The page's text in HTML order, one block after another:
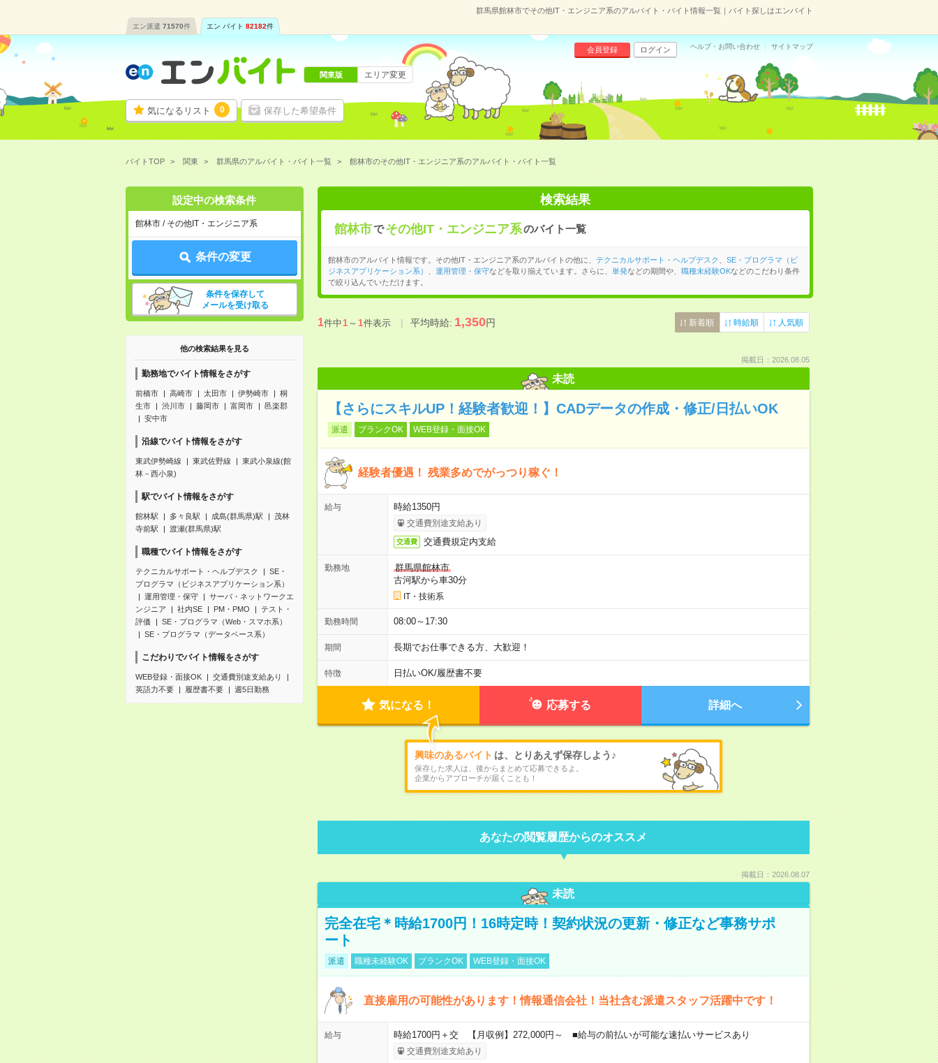
群馬県館林市でその他IT・エンジニア系のアルバイト・バイト情報一覧｜バイト探しはエンバイト
エン派遣 71570件 エン バイト 82182件
気になるリスト 0 保存した希望条件
会員登録 ログイン ヘルプ・お問い合わせ サイトマップ
関東版 エリア変更
バイトTOP 関東 群馬県のアルバイト・バイト一覧 館林市のその他IT・エンジニア系のアルバイト・バイト一覧
設定中の検索条件
館林市 / その他IT・エンジニア系
条件の変更
条件を保存して
メールを受け取る
他の検索結果を見る
勤務地でバイト情報をさがす
前橋市 高崎市 太田市 伊勢崎市
桐
生市
渋川市 藤岡市 富岡市
邑楽郡
安中市
沿線でバイト情報をさがす
東武伊勢崎線 東武佐野線
東武小泉線(館
林－西小泉)
駅でバイト情報をさがす
館林駅 多々良駅 成島(群馬県)駅
茂林
寺前駅
渡瀬(群馬県)駅
職種でバイト情報をさがす
テクニカルサポート・ヘルプデスク
SE・
プログラマ（ビジネスアプリケーション系）
運用管理・保守
サーバ・ネットワークエ
ンジニア
社内SE PM・PMO
テスト・
評価
SE・プログラマ（Web・スマホ系）
SE・プログラマ（データベース系）
こだわりでバイト情報をさがす
WEB登録・面接OK
交通費別途支給あり
英語力不要
履歴書不要 週5日勤務
検索結果
館林市で その他IT・エンジニア系のバイト一覧
館林市のアルバイト情報です。その他IT・エンジニア系のアルバイトの他に、 テクニカルサポート・ヘルプデスク
SE・プログラマ（ビ
ジネスアプリケーション系）
運用管理・保守などを取り揃えています。さらに、 単発などの期間や、 職種未経験OKなどのこだわり条件
で絞り込んでいただけます。
1件中1～1件表示 平均時給:1,350円 新着順 時給順 人気順
掲載日：2026.08.05
未読
【さらにスキルUP！経験者歓迎！】CADデータの作成・修正/日払いOK
派遣 ブランクOK WEB登録・面接OK
経験者優遇！ 残業多めでがっつり稼ぐ！
給与 時給1350円
交通費別途支給あり
交通費 交通費規定内支給
勤務地
群馬県館林市
古河駅から車30分
IT・技術系
勤務時間 08:00～17:30
期間 長期でお仕事できる方、大歓迎！
特徴 日払いOK/履歴書不要
気になる！ 応募する 詳細へ
興味のあるバイト は、とりあえず保存しよう♪
保存した求人は、後からまとめて応募できるよ。
企業からアプローチが届くことも！
あなたの閲覧履歴からのオススメ
掲載日：2026.08.07
未読
完全在宅＊時給1700円！16時定時！契約状況の更新・修正など事務サポ
ート
派遣 職種未経験OK ブランクOK WEB登録・面接OK
直接雇用の可能性があります！情報通信会社！当社含む派遣スタッフ活躍中です！
給与 時給1700円＋交 【月収例】272,000円～ ■給与の前払いが可能な速払いサービスあり
交通費別途支給あり